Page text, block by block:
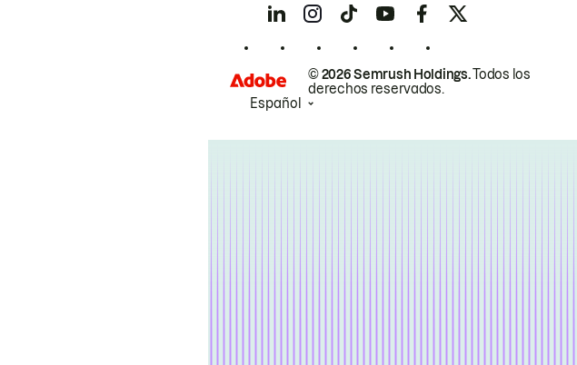
© 2026 Semrush Holdings.Todos los
derechos reservados.
Español